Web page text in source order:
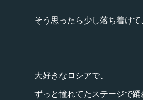
そう思ったら少し落ち着け
大好きなロシアで、
ずっと憧れてたステージで踊